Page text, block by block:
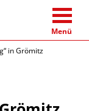
Menü
in Grömitz